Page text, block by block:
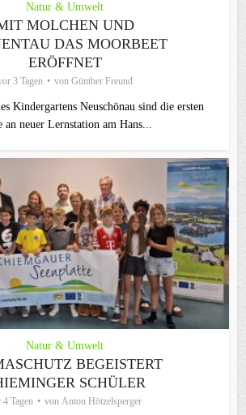
Natur & Umwelt
MOLCHEN UND
DAS MOORBEET
ERÖFFNET
3 Tagen von Günther Freund
Kindergartens Neuschönau sind die ersten
an neuer Lernstation am Hans...
Natur & Umwelt
BEGEISTERT
SCHÜLER
4 Tagen von Anton Hötzelsperger